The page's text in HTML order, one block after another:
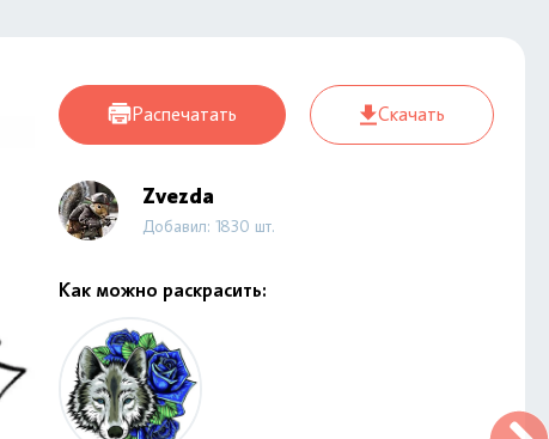
Распечатать Скачать
Zvezda
Добавил: 1830 шт.
Как можно раскрасить: